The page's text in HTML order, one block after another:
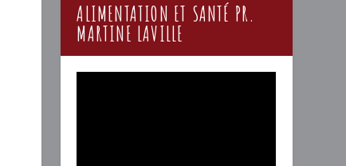
ALIMENTATION ET SANTÉ PR.
MARTINE LAVILLE